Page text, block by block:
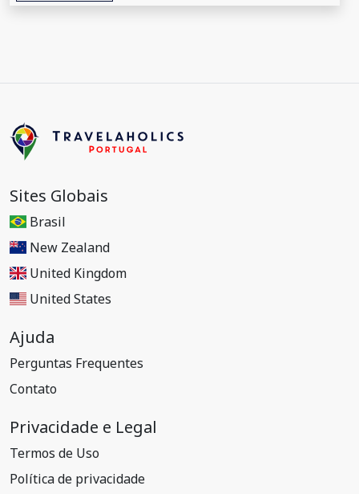
Sites Globais
Brasil
New Zealand
United Kingdom
United States
Ajuda
Perguntas Frequentes
Contato
Privacidade e Legal
Termos de Uso
Política de privacidade